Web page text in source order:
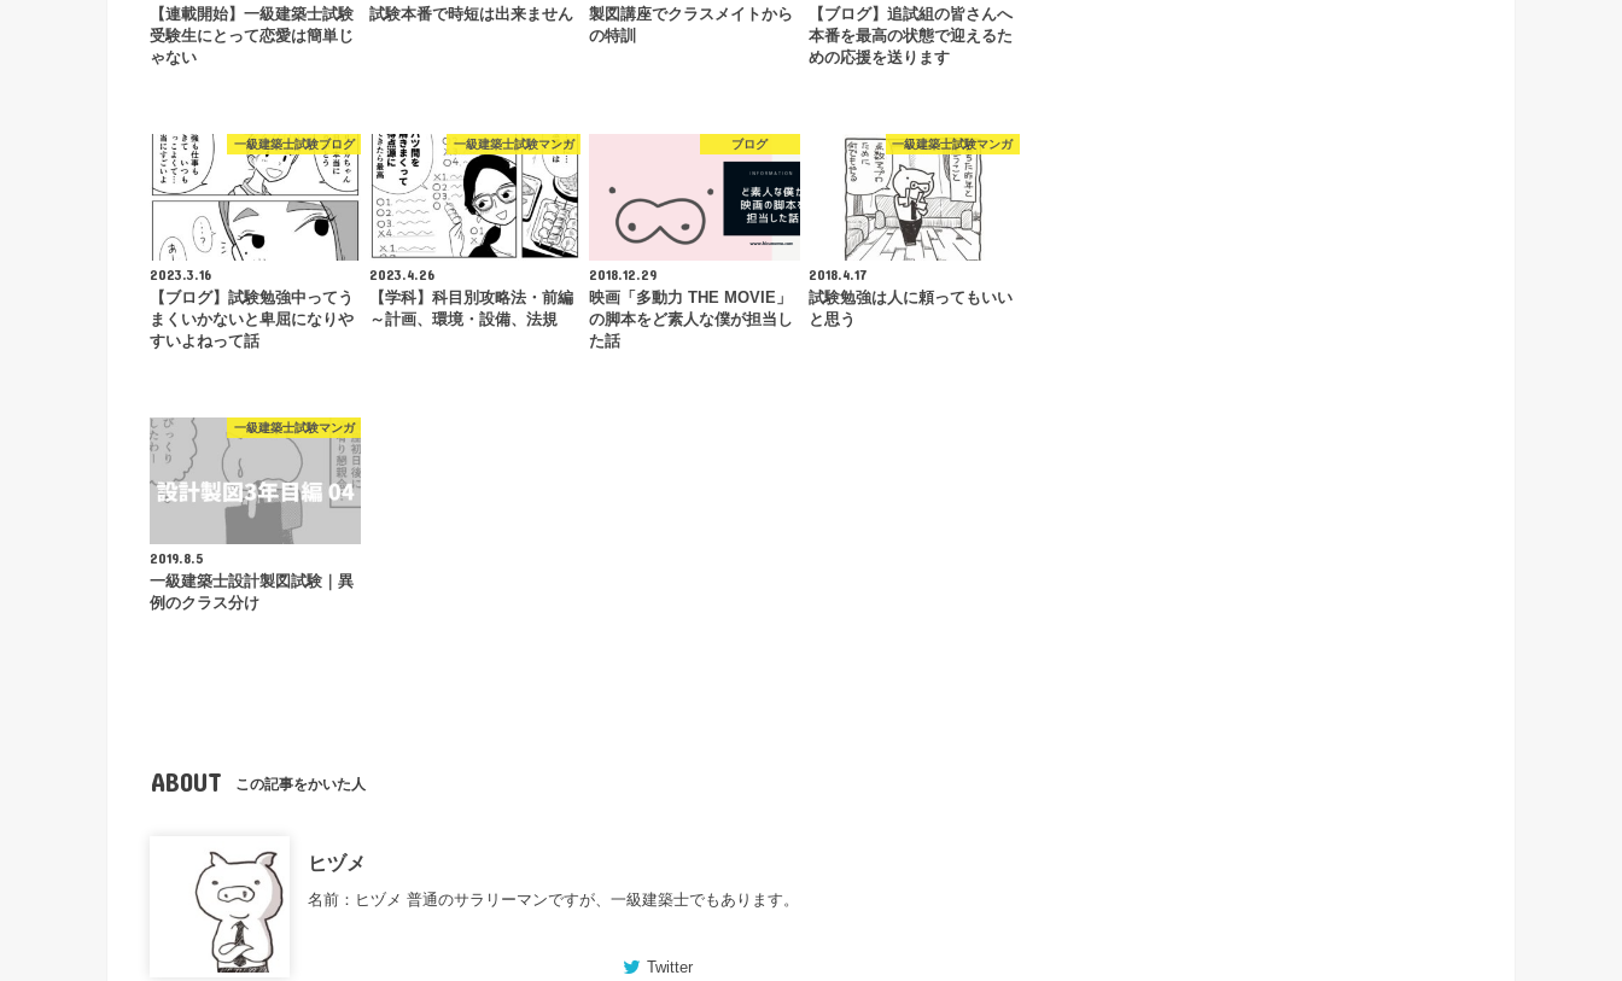
【連載開始】一級建築士試験
受験生にとって恋愛は簡単じ
ゃない
試験本番で時短は出来ません
製図講座でクラスメイトから
の特訓
【ブログ】追試組の皆さんへ
本番を最高の状態で迎えるた
めの応援を送ります
一級建築士試験ブログ
2023.3.16
【ブログ】試験勉強中ってう
まくいかないと卑屈になりや
すいよねって話
一級建築士試験マンガ
2023.4.26
【学科】科目別攻略法・前編
～計画、環境・設備、法規
ブログ
2018.12.29
映画「多動力 THE MOVIE」
の脚本をど素人な僕が担当し
た話
一級建築士試験マンガ
2018.4.17
試験勉強は人に頼ってもいい
と思う
一級建築士試験マンガ
2019.8.5
一級建築士設計製図試験｜異
例のクラス分け
ABOUT この記事をかいた人
ヒヅメ
名前：ヒヅメ 普通のサラリーマンですが、一級建築士でもあります。
Twitter